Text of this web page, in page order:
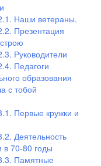
Наши ветераны.
Презентация
Руководители
Педагоги
образования
с тобой
Первые кружки и
Деятельность
в 70-80 годы
Памятные